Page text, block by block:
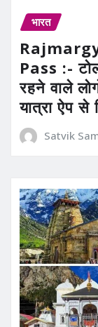
भारत
Pass :-
रहने वाले
यात्रा ऐप से
Satvik